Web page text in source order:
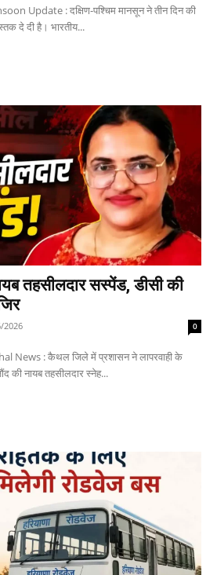
Update : दक्षिण-पश्चिम मानसून ने तीन दिन की
दे दी है। भारतीय...
तहसीलदार सस्पेंड, डीसी की
2026 0
News : कैथल जिले में प्रशासन ने लापरवाही के
की नायब तहसीलदार स्नेह...